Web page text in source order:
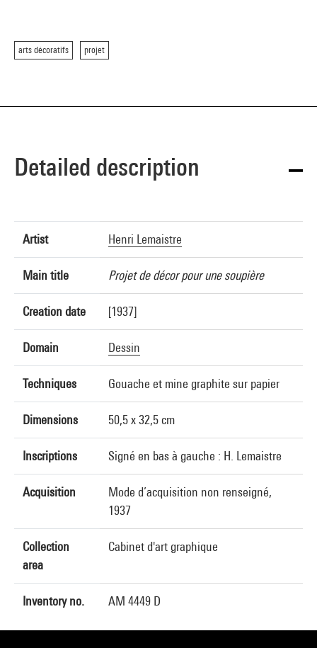
arts décoratifs projet
Detailed description
Artist Henri Lemaistre
Main title Projet de décor pour une soupière
Creation date [1937]
Domain Dessin
Techniques Gouache et mine graphite sur papier
Dimensions 50,5 x 32,5 cm
Inscriptions Signé en bas à gauche : H. Lemaistre
Acquisition
Mode d’acquisition non renseigné,
1937
Collection
area
Cabinet d'art graphique
Inventory no. AM 4449 D